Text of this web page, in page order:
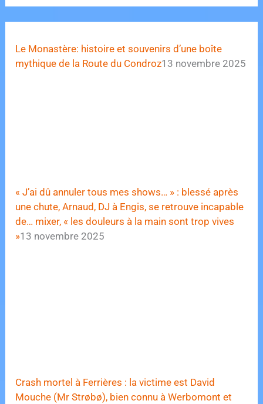
Le Monastère: histoire et souvenirs d’une boîte
mythique de la Route du Condroz13 novembre 2025
« J’ai dû annuler tous mes shows… » : blessé après
une chute, Arnaud, DJ à Engis, se retrouve incapable
de… mixer, « les douleurs à la main sont trop vives
»13 novembre 2025
Crash mortel à Ferrières : la victime est David
Mouche (Mr Strøbø), bien connu à Werbomont et